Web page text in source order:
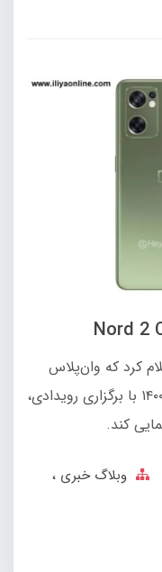
کرد که وان‌پلاس
قصد دارد در تاریخ بیست‌ودوم بهمن ۱۴۰۰ با برگزاری رویدادی،
کند.
وبلاگ خبری